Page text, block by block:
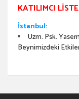
KATILIMCI
İstanbul:
Uzm. Psk.
Beynimizdeki